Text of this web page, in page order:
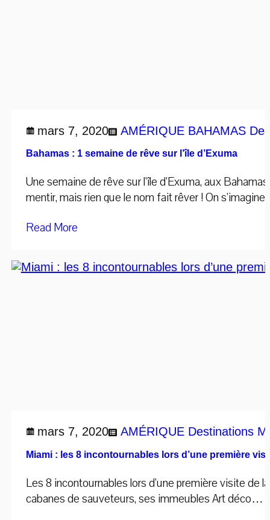
mars 7, 2020 AMÉRIQUE BAHAMAS
Bahamas : 1 semaine de rêve sur l’île d’Exuma
Une semaine de rêve sur l’île d’Exuma, aux
mentir, mais rien que le nom fait rêver ! On
Read More
mars 7, 2020 AMÉRIQUE Destinations
Miami : les 8 incontournables lors d’une première
Les 8 incontournables lors d’une première visite
cabanes de sauveteurs, ses immeubles Art déco…